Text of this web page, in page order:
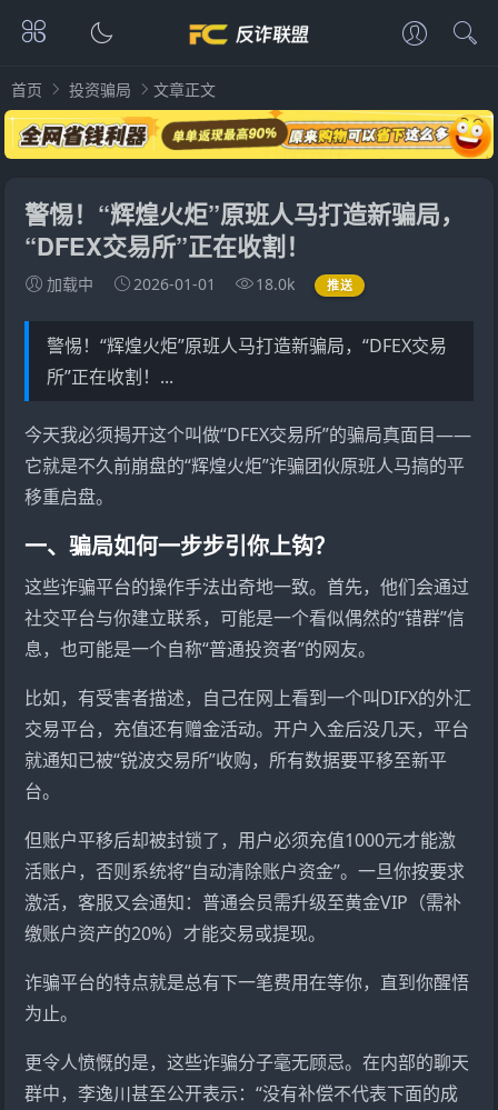
首页 投资骗局 文章正文
警惕！“辉煌火炬”原班人马打造新骗局，
“DFEX交易所”正在收割！
加载中 2026-01-01 18.0k 推送
警惕！“辉煌火炬”原班人马打造新骗局，“DFEX交易
所”正在收割！...
今天我必须揭开这个叫做“DFEX交易所”的骗局真面目——
它就是不久前崩盘的“辉煌火炬”诈骗团伙原班人马搞的平
移重启盘。
一、骗局如何一步步引你上钩？
这些诈骗平台的操作手法出奇地一致。首先，他们会通过
社交平台与你建立联系，可能是一个看似偶然的“错群”信
息，也可能是一个自称“普通投资者”的网友。
比如，有受害者描述，自己在网上看到一个叫DIFX的外汇
交易平台，充值还有赠金活动。开户入金后没几天，平台
就通知已被“锐波交易所”收购，所有数据要平移至新平
台。
但账户平移后却被封锁了，用户必须充值1000元才能激
活账户，否则系统将“自动清除账户资金”。一旦你按要求
激活，客服又会通知：普通会员需升级至黄金VIP（需补
缴账户资产的20%）才能交易或提现。
诈骗平台的特点就是总有下一笔费用在等你，直到你醒悟
为止。
更令人愤慨的是，这些诈骗分子毫无顾忌。在内部的聊天
群中，李逸川甚至公开表示：“没有补偿不代表下面的成